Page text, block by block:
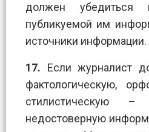
должен убедиться
публикуемой им
источники информации.
17. Если журналист
фактологическую,
стилистическую
недостоверную